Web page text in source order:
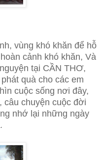
vùng khó khăn để hỗ
cảnh khó khăn, Và
tại CẦN THƠ,
quà cho các em
cuộc sống nơi đây,
câu chuyện cuộc đời
nhớ lại những ngày